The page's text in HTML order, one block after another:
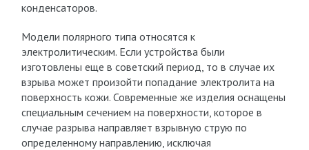
конденсаторов.
Модели полярного типа относятся к
электролитическим. Если устройства были
изготовлены еще в советский период, то в случае их
взрыва может произойти попадание электролита на
поверхность кожи. Современные же изделия оснащены
специальным сечением на поверхности, которое в
случае разрыва направляет взрывную струю по
определенному направлению, исключая